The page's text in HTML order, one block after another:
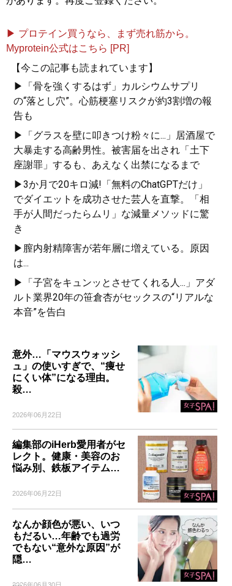
▶ プロテイン買うなら、まず売れ筋から。
Myprotein公式はこちら [PR]
【今この記事も読まれています】
▶「骨を強くするはず」カルシウムサプリ
の“落とし穴”。心筋梗塞リスクが約3割増の報
告も
▶「グラスを壁に叩きつけ粉々に...」居酒屋で
大暴走する高齢男性。被害届を出され「土下
座謝罪」するも、あえなく出禁になるまで
▶3か月で20キロ減!「無料のChatGPTだけ」
でダイエットを成功させた芸人を直撃。「相
手が人間だったらムリ」な減量メソッドに驚
き
▶膣内射精障害が若年層に増えている。原因
は...
▶「子宮をキュンッとさせてくれる人...」アダ
ルト業界20年の笹倉杏がセックスの“リアルな
本音”を告白
意外…「マウスウォッシ
ュ」の使いすぎで、“痩せ
にくい体”になる理由。
殺…
2026年06月22日
編集部のiHerb愛用者がセ
レクト。健康・美容のお
悩み別、鉄板アイテム…
2026年06月22日
なんか顔色が悪い、いつ
もだるい…年齢でも過労
でもない“意外な原因”が
隠…
2026年06月30日